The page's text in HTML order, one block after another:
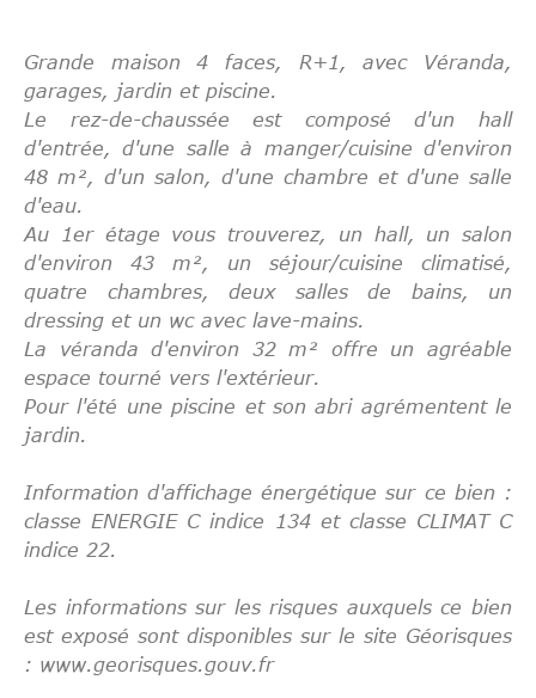
Grande maison 4 faces, R+1, avec Véranda,
garages, jardin et piscine.
Le rez-de-chaussée est composé d'un hall
d'entrée, d'une salle à manger/cuisine d'environ
48 m², d'un salon, d'une chambre et d'une salle
d'eau.
Au 1er étage vous trouverez, un hall, un salon
d'environ 43 m², un séjour/cuisine climatisé,
quatre chambres, deux salles de bains, un
dressing et un wc avec lave-mains.
La véranda d'environ 32 m² offre un agréable
espace tourné vers l'extérieur.
Pour l'été une piscine et son abri agrémentent le
jardin.
Information d'affichage énergétique sur ce bien :
classe ENERGIE C indice 134 et classe CLIMAT C
indice 22.
Les informations sur les risques auxquels ce bien
est exposé sont disponibles sur le site Géorisques
: www.georisques.gouv.fr